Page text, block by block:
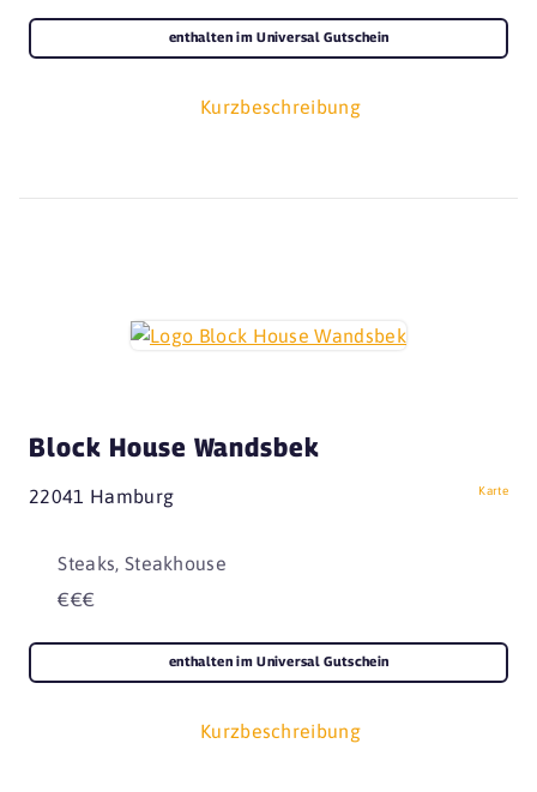
Kurzbeschreibung
enthalten im Universal Gutschein
Block House Wandsbek
22041 Hamburg Karte
Steaks, Steakhouse
€€€
Kurzbeschreibung
enthalten im Universal Gutschein